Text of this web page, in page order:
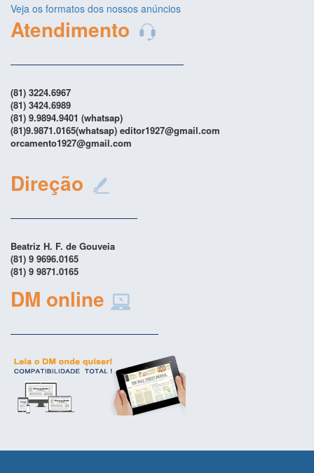
Veja os formatos dos nossos anúncios
Atendimento
(81) 3224.6967
(81) 3424.6989
(81) 9.9894.9401 (whatsap)
(81)9.9871.0165(whatsap) editor1927@gmail.com
orcamento1927@gmail.com
Direção
Beatriz H. F. de Gouveia
(81) 9 9696.0165
(81) 9 9871.0165
DM online